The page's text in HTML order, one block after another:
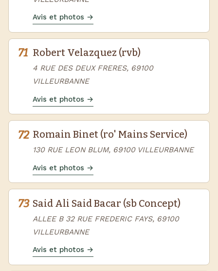
Avis et photos →
71 Robert Velazquez (rvb)
4 RUE DES DEUX FRERES, 69100
VILLEURBANNE
Avis et photos →
72 Romain Binet (ro' Mains Service)
130 RUE LEON BLUM, 69100 VILLEURBANNE
Avis et photos →
73 Said Ali Said Bacar (sb Concept)
ALLEE B 32 RUE FREDERIC FAYS, 69100
VILLEURBANNE
Avis et photos →